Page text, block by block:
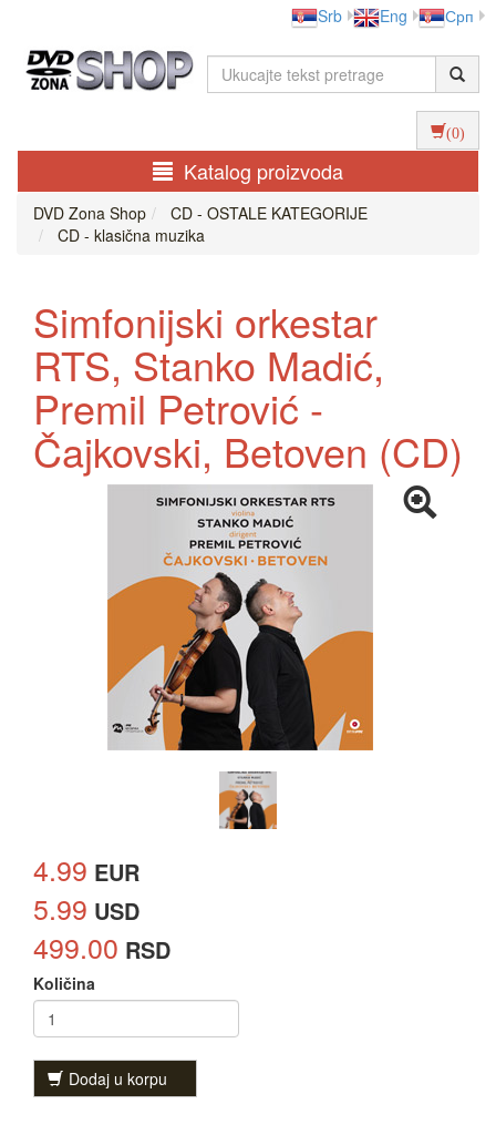
Srb Eng Срп
(0)
Katalog proizvoda
DVD Zona Shop
CD - OSTALE KATEGORIJE
CD - klasična muzika
Simfonijski orkestar
RTS, Stanko Madić,
Premil Petrović -
Čajkovski, Betoven (CD)
4.99 EUR
5.99 USD
499.00 RSD
Količina
Dodaj u korpu